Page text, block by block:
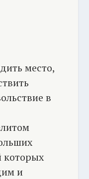
место,
в
которых
и